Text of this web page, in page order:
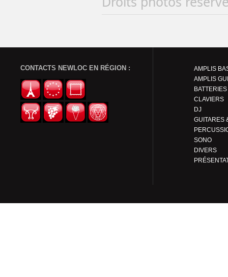
CONTACTS NEWLOC EN RÉGION :
AMPLIS
AMPLIS
BATTERIES
CLAVIERS
DJ
SONO
DIVERS